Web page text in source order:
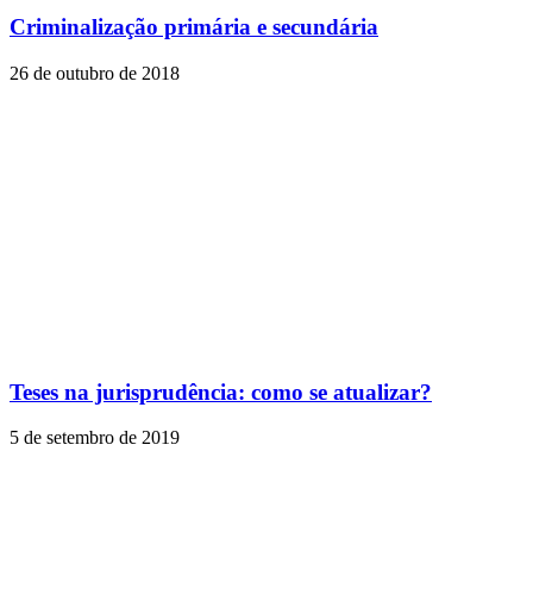
Criminalização primária e secundária
26 de outubro de 2018
Teses na jurisprudência: como se atualizar?
5 de setembro de 2019